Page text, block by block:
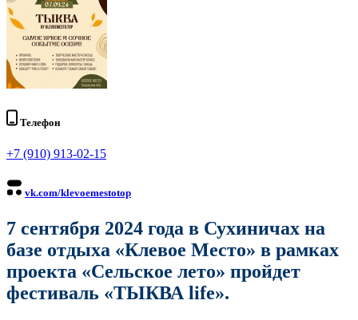
Телефон
+7 (910) 913-02-15
vk.com/klevoemestotop
7 сентября 2024 года в Сухиничах на
базе отдыха «Клевое Место» в рамках
проекта «Сельское лето» пройдет
фестиваль «ТЫКВА life».